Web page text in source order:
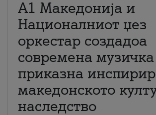
А1 Македонија и
Националниот џез
оркестар создадоа
современа музичка
приказна
македонското
наследство